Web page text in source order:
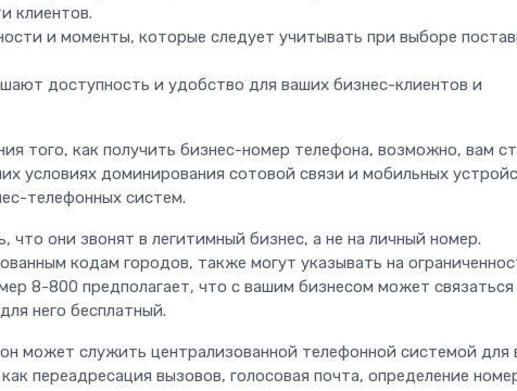
клиентов.
и моменты, которые следует учитывать при выборе
доступность и удобство для ваших бизнес-клиентов и
того, как получить бизнес-номер телефона, возможно, вам
условиях доминирования сотовой связи и мобильных
телефонных систем.
они звонят в легитимный бизнес, а не на личный номер.
кодам городов, также могут указывать на
8-800 предполагает, что с вашим бизнесом может связаться
него бесплатный.
может служить централизованной телефонной системой для
переадресация вызовов, голосовая почта, определение